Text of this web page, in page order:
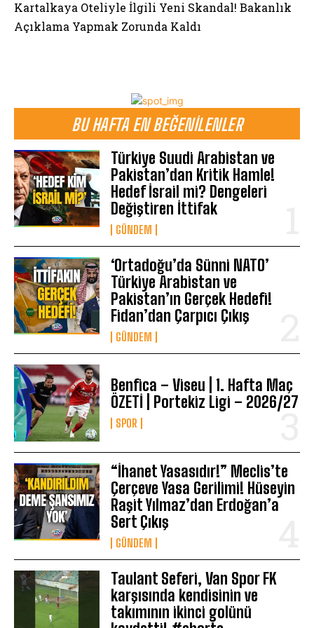
BU HAFTA EN BEĞENILENLER
Türkiye Suudi Arabistan ve
Pakistan’dan Kritik Hamle!
Hedef İsrail mi? Dengeleri
Değiştiren İttifak
GÜNDEM
‘Ortadoğu’da Sünni NATO’
Türkiye Arabistan ve
Pakistan’ın Gerçek Hedefi!
Fidan’dan Çarpıcı Çıkış
GÜNDEM
Benfica – Viseu | 1. Hafta Maç
ÖZETİ | Portekiz Ligi – 2026/27
SPOR
“İhanet Yasasıdır!” Meclis’te
Çerçeve Yasa Gerilimi! Hüseyin
Raşit Yılmaz’dan Erdoğan’a
Sert Çıkış
GÜNDEM
Taulant Seferi, Van Spor FK
karşısında kendisinin ve
takımının ikinci golünü
Kartalkaya Oteliyle İlgili Yeni Skandal! Bakanlık
Açıklama Yapmak Zorunda Kaldı